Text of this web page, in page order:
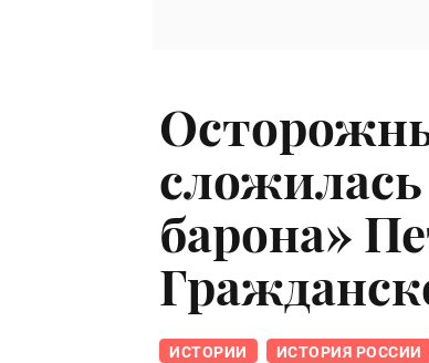
сложилась
барона»
ИСТОРИИ ИСТОРИЯ РОССИИ